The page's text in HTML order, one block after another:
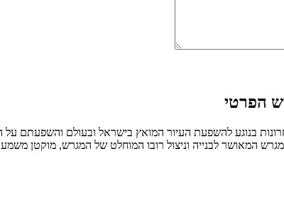
הפרטי
בנוגע להשפעת העיור המואץ בישראל ובעולם והשפעתם על
המאושר לבנייה וניצול רובו המוחלט של המגרש, מוקטן